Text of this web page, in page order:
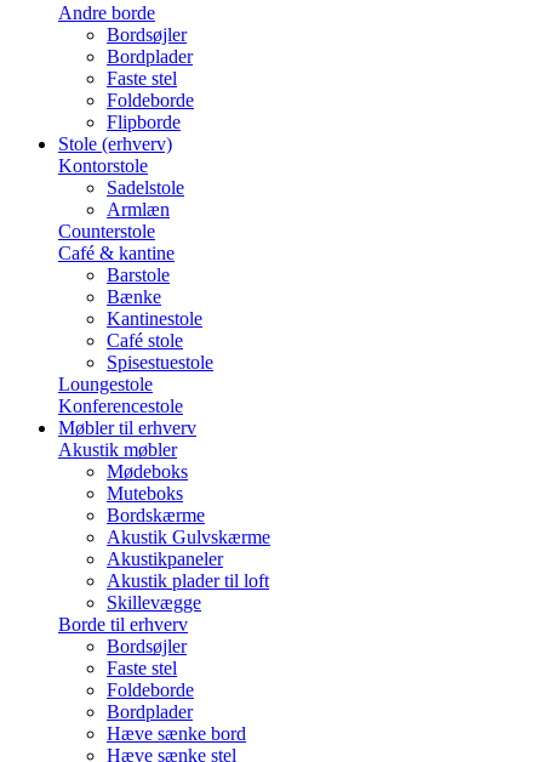
Andre borde
Bordsøjler
Bordplader
Faste stel
Foldeborde
Flipborde
Stole (erhverv)
Kontorstole
Sadelstole
Armlæn
Counterstole
Café & kantine
Barstole
Bænke
Kantinestole
Café stole
Spisestuestole
Loungestole
Konferencestole
Møbler til erhverv
Akustik møbler
Mødeboks
Muteboks
Bordskærme
Akustik Gulvskærme
Akustikpaneler
Akustik plader til loft
Skillevægge
Borde til erhverv
Bordsøjler
Faste stel
Foldeborde
Bordplader
Hæve sænke bord
Hæve sænke stel